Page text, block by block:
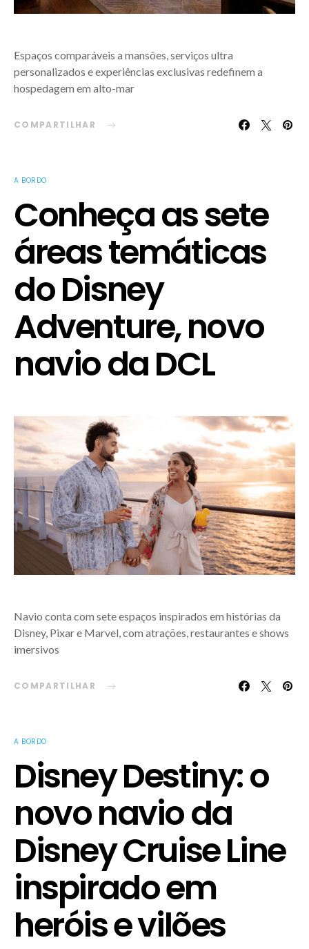
Espaços comparáveis a mansões, serviços ultra
personalizados e experiências exclusivas redefinem a
hospedagem em alto-mar
COMPARTILHAR
A BORDO
Conheça as sete
áreas temáticas
do Disney
Adventure, novo
navio da DCL
Navio conta com sete espaços inspirados em histórias da
Disney, Pixar e Marvel, com atrações, restaurantes e shows
imersivos
COMPARTILHAR
A BORDO
Disney Destiny: o
novo navio da
Disney Cruise Line
inspirado em
heróis e vilões